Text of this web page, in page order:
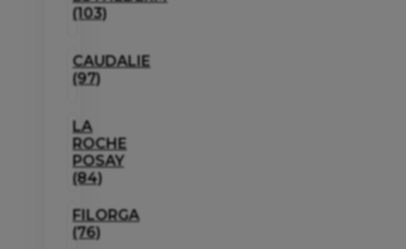
(103)
CAUDALIE
(97)
LA
ROCHE
POSAY
(84)
FILORGA
(76)